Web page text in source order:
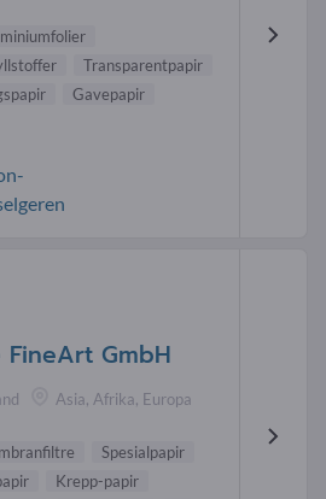
Transparentpapir
Gavepapir
GmbH
Asia, Afrika, Europa
Spesialpapir
Krepp-papir